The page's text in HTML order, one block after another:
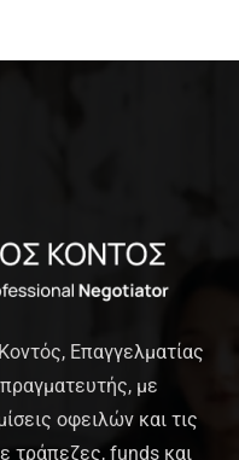
Επαγγελματίας
με
οφειλών και τις
τράπεζες, funds και